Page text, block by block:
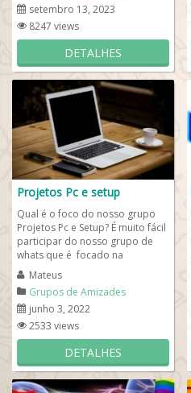
setembro 13, 2023
8247 views
DETALHES
Projetos Pc e setup
Qual é o foco do nosso grupo
Projetos Pc e Setup? É muito fácil
participar do nosso grupo de
whats que é focado na
tecnologias ligados a
manutenção e...
Mateus
Grupos de Amizades
junho 3, 2022
2533 views
DETALHES